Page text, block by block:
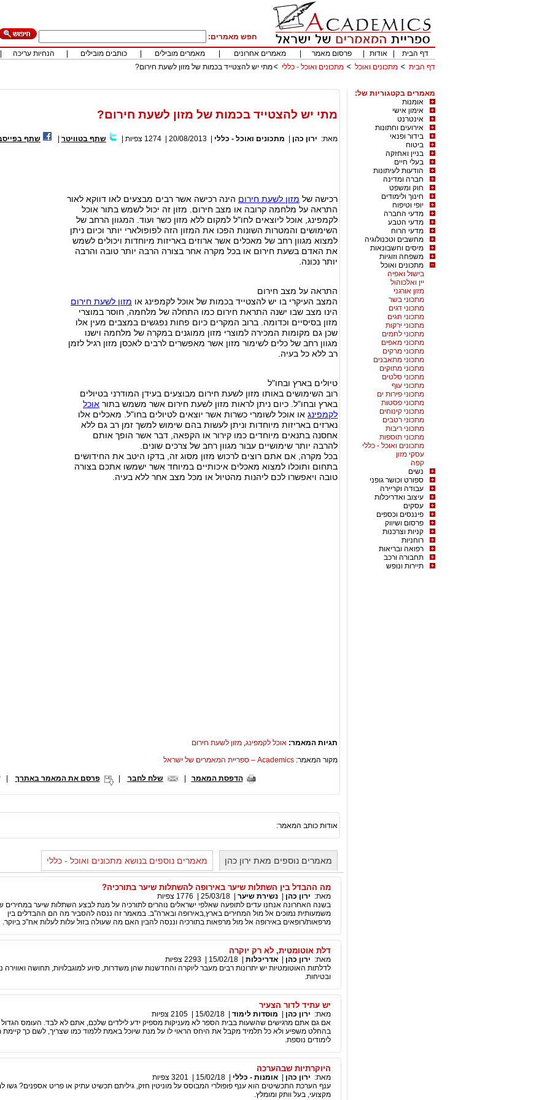
חפש מאמרים:
דף הבית
אודות פרסום מאמר מאמרים אחרונים מאמרים מובילים כותבים מובילים הנחיות עריכה
דף הבית
מתכונים ואוכל מתכונים ואוכל - כללי מתי יש להצטייד בכמות של מזון לשעת חירום?
מאמרים בקטגוריות של:
אומנות
אימון אישי
אינטרנט
אירועים וחתונות
בידור ופנאי
ביטוח
בניין ואחזקה
בעלי חיים
הודעות לעיתונות
חברה ומדינה
חוק ומשפט
חינוך ולימודים
יופי וטיפוח
מדעי החברה
מדעי הטבע
מדעי הרוח
מחשבים וטכנולוגיה
מיסים וחשבונאות
משפחה וזוגיות
מתכונים ואוכל
בישול ואפיה
יין ואלכוהול
מזון אורגני
מתכוני בשר
מתכוני דגים
מתכוני חגים
מתכוני ירקות
מתכוני לחמים
מתכוני מאפים
מתכוני מרקים
מתכוני מתאבנים
מתכוני מתוקים
מתכוני סלטים
מתכוני עוף
מתכוני פירות ים
מתכוני פסטות
מתכוני קינוחים
מתכוני רטבים
מתכוני ריבות
מתכוני תוספות
מתכונים ואוכל - כללי
עסקי מזון
קפה
נשים
ספורט וכושר גופני
עבודה וקריירה
עיצוב ואדריכלות
עסקים
פיננסים וכספים
פרסום ושיווק
קניות וצרכנות
רוחניות
רפואה ובריאות
תחבורה ורכב
תיירות ונופש
מתי יש להצטייד בכמות של מזון לשעת חירום?
מאת: ירון כהן מתכונים ואוכל - כללי 20/08/2013
1274 צפיות שתף בטוויטר שתף
רכישה של מזון לשעת חירום הינה רכישה אשר רבים מבצעים לאו דווקא לאור
התראה על מלחמה קרובה או מצב חירום. מזון זה יכול לשמש בתור אוכל
לקמפינג, אוכל ליוצאים לחו"ל למקום ללא מזון כשר ועוד. המגוון הרחב של
השימושים והמטרות השונות הפכו את המזון הזה לפופולארי יותר וכיום ניתן
למצוא מגוון רחב של מאכלים אשר ארוזים באריזות מיוחדות ויכולים לשמש
את האדם בשעת חירום או בכל מקרה אחר בצורה הרבה יותר טובה והרבה
יותר נכונה.
התראה על מצב חירום
המצב העיקרי בו יש להצטייד בכמות של אוכל לקמפינג או מזון לשעת חירום
הינו מצב שבו ישנה התראת חירום כמו התחלה של מלחמה, חוסר במוצרי
מזון בסיסיים וכדומה. ברוב המקרים כיום פחות נפגשים במצבים מעין אלו
שכן גם מקומות המכירה למוצרי מזון ממוגנים במקרה של מלחמה וישנו
מגוון רחב של כלים לשימור מזון אשר מאפשרים לרבים לאכסן מזון רגיל לזמן
רב ללא כל בעיה.
טיולים בארץ ובחו"ל
רוב השימושים באותו מזון לשעת חירום מבוצעים בעידן המודרני בטיולים
בארץ ובחו"ל. כיום ניתן לראות מזון לשעת חירום אשר משמש בתור אוכל
לקמפינג או אוכל לשומרי כשרות אשר יוצאים לטיולים בחו"ל. מאכלים אלו
נארזים באריזות מיוחדות וניתן לעשות בהם שימוש למשך זמן רב גם ללא
אחסנה בתנאים מיוחדים כמו קירור או הקפאה, דבר אשר הופך אותם
להרבה יותר שימושיים עבור מגוון רחב של צרכים שונים.
בכל מקרה, אם אתם רוצים לרכוש מזון מסוג זה, בדקו היטב את החידושים
בתחום ותוכלו למצוא מאכלים איכותיים במיוחד אשר ישמשו אתכם בצורה
טובה ויאפשרו לכם ליהנות מהטיול או מכל מצב אחר ללא בעיה.
תגיות המאמר: אוכל לקמפינג, מזון לשעת חירום
מקור המאמר: Academics – ספריית המאמרים של ישראל
הדפסת המאמר שלח לחבר פרסם את המאמר באתרך |
אודות כותב המאמר:
מאמרים נוספים מאת ירון כהן מאמרים נוספים בנושא מתכונים ואוכל - כללי
מה ההבדל בין השתלות שיער באירופה להשתלות שיער בתורכיה?
מאת: ירון כהן נשירת שיער 25/03/18
1776 צפיות
בשנה האחרונה אנחנו עדים לתופעה שאלפי ישראלים נוהרים לתורכיה על מנת לבצע השתלות שיער במחירים
משמעותית נמוכים אל מול המחירים בארץ,באירופה ובארה"ב. במאמר זה ננסה להסביר מה הם ההבדלים בין
מרפאות/רופאים באירופה אל מול מרפאות בתורכיה וננסה להבין האם מה שעולה בזול עלות לעלות אח"כ ביוקר.
דלת אוטומטית, לא רק יוקרה
מאת: ירון כהן אדריכלות 15/02/18
2293 צפיות
לדלתות האוטומטיות יש יתרונות רבים מעבר ליוקרה והחדשנות שהן משדרות, סיוע למוגבלויות, תחושה ואווירה
ובטיחות.
יש עתיד לדור הצעיר
מאת: ירון כהן מוסדות לימוד 15/02/18
2105 צפיות
אם גם אתם מרגישים שהשעות בבית הספר לא מעניקות מספיק ידע לילדים שלכם, אתם לא לבד. העומס הגדול
בהחלט משפיע ולא כל תלמיד מקבל את היחס הראוי לו על מנת שיוכל באמת ללמוד כמו שצריך, לשם כך קיימת
לימודים נוספת.
היוקרתיות שבהערכה
מאת: ירון כהן אומנות - כללי 15/02/18
3201 צפיות
ענף הערכת התכשיטים הוא ענף פופולרי המבוסס על מוניטין חזק, גיליתם תכשיט עתיק או פריט אספנים? גשו
מקצועי, בעל וותק ומומלץ.